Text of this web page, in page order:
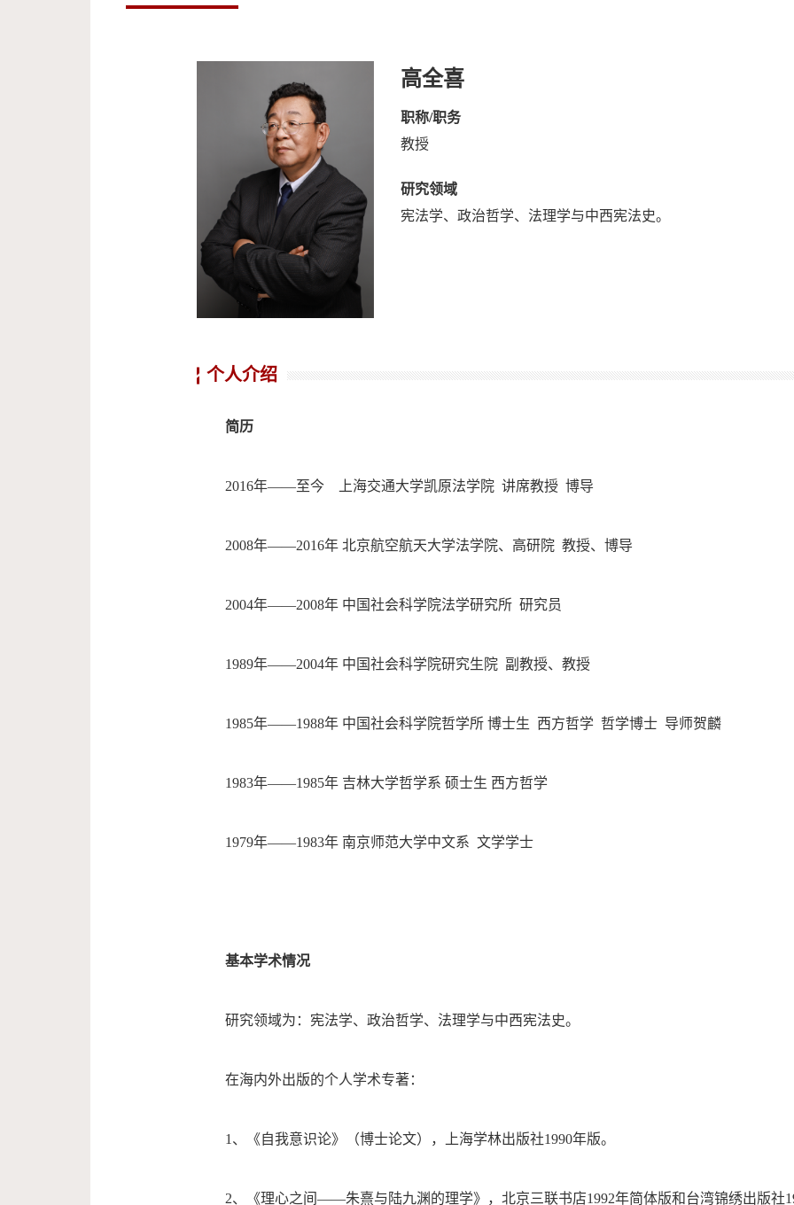
高全喜
职称/职务
教授
研究领域
宪法学、政治哲学、法理学与中西宪法史。
个人介绍
简历
2016年——至今 上海交通大学凯原法学院 讲席教授 博导
2008年——2016年 北京航空航天大学法学院、高研院 教授、博导
2004年——2008年 中国社会科学院法学研究所 研究员
1989年——2004年 中国社会科学院研究生院 副教授、教授
1985年——1988年 中国社会科学院哲学所 博士生 西方哲学 哲学博士 导师贺麟
1983年——1985年 吉林大学哲学系 硕士生 西方哲学
1979年——1983年 南京师范大学中文系 文学学士
基本学术情况
研究领域为：宪法学、政治哲学、法理学与中西宪法史。
在海内外出版的个人学术专著：
1、《自我意识论》（博士论文），上海学林出版社1990年版。
2、《理心之间——朱熹与陆九渊的理学》，北京三联书店1992年简体版和台湾锦绣出版社